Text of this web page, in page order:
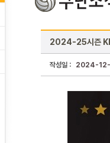
2024-25시즌 KB
작성일 : 2024-